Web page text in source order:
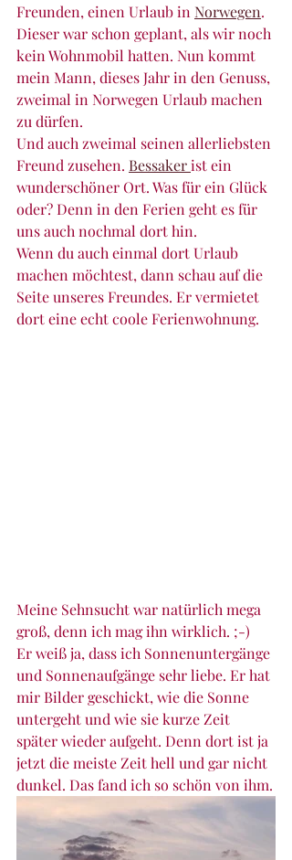
Freunden, einen Urlaub in Norwegen.
Dieser war schon geplant, als wir noch
kein Wohnmobil hatten. Nun kommt
mein Mann, dieses Jahr in den Genuss,
zweimal in Norwegen Urlaub machen
zu dürfen.
Und auch zweimal seinen allerliebsten
Freund zusehen. Bessaker ist ein
wunderschöner Ort. Was für ein Glück
oder? Denn in den Ferien geht es für
uns auch nochmal dort hin.
Wenn du auch einmal dort Urlaub
machen möchtest, dann schau auf die
Seite unseres Freundes. Er vermietet
dort eine echt coole Ferienwohnung.
Meine Sehnsucht war natürlich mega
groß, denn ich mag ihn wirklich. ;-)
Er weiß ja, dass ich Sonnenuntergänge
und Sonnenaufgänge sehr liebe. Er hat
mir Bilder geschickt, wie die Sonne
untergeht und wie sie kurze Zeit
später wieder aufgeht. Denn dort ist ja
jetzt die meiste Zeit hell und gar nicht
dunkel. Das fand ich so schön von ihm.